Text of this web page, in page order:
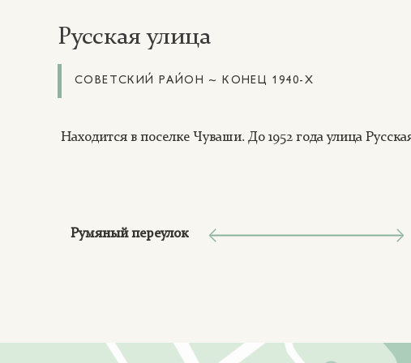
Русская улица
СОВЕТСКИЙ РАЙОН ~ КОНЕЦ 1940-Х
Находится в поселке Чуваши. До 1952 года улица
Румяный переулок